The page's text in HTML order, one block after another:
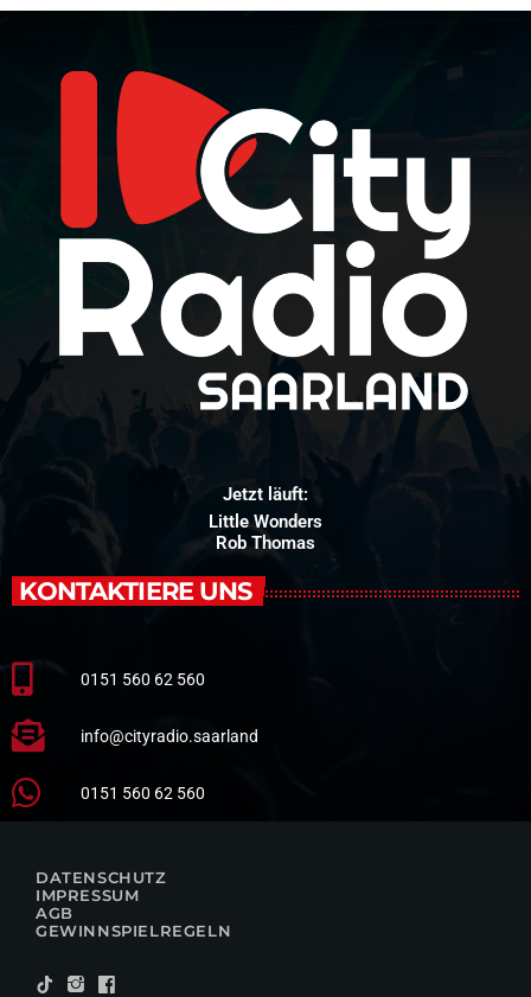
Jetzt läuft:
Little Wonders
Rob Thomas
KONTAKTIERE UNS
0151 560 62 560
info@cityradio.saarland
0151 560 62 560
DATENSCHUTZ
IMPRESSUM
AGB
GEWINNSPIELREGELN